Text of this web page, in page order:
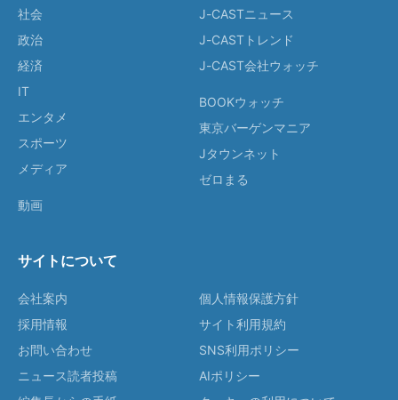
社会
政治
経済
IT
エンタメ
スポーツ
メディア
動画
J-CASTニュース
J-CASTトレンド
J-CAST会社ウォッチ
BOOKウォッチ
東京バーゲンマニア
Jタウンネット
ゼロまる
サイトについて
会社案内
採用情報
お問い合わせ
ニュース読者投稿
個人情報保護方針
サイト利用規約
SNS利用ポリシー
AIポリシー